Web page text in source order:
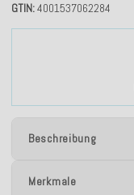
GTIN 4001537062284
Beschreibung
Merkmale